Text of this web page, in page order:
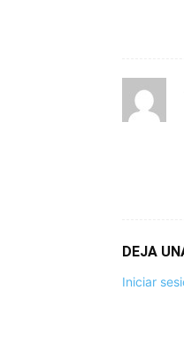
DEJA
Iniciar